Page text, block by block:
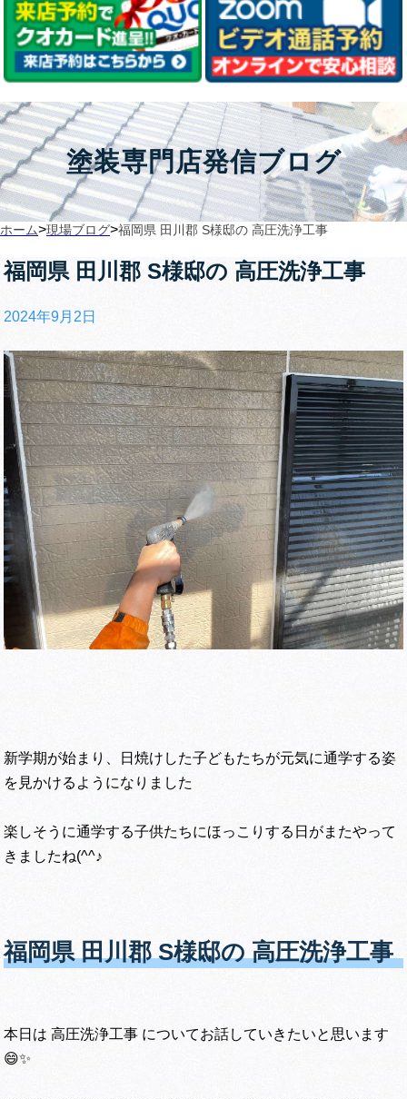
塗装専門店発信ブログ
ホーム>現場ブログ>福岡県 田川郡 S様邸の 高圧洗浄工事
福岡県 田川郡 S様邸の 高圧洗浄工事
2024年9月2日
新学期が始まり、日焼けした子どもたちが元気に通学する姿
を見かけるようになりました
楽しそうに通学する子供たちにほっこりする日がまたやって
きましたね(^^♪
福岡県 田川郡 S様邸の 高圧洗浄工事
本日は 高圧洗浄工事 についてお話していきたいと思います
😄✨